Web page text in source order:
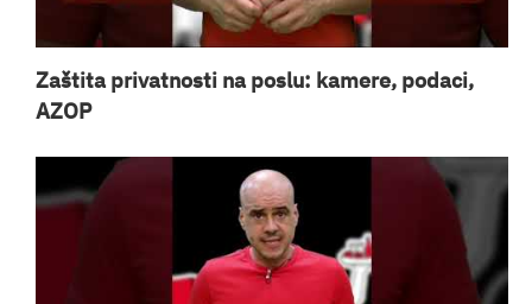
Zaštita privatnosti na poslu: kamere, podaci,
AZOP